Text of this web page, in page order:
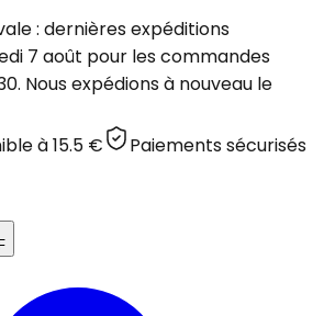
: dernières expéditions
7 août pour les commandes
Nous expédions à nouveau le
à 15.5 €
Paiements sécurisés